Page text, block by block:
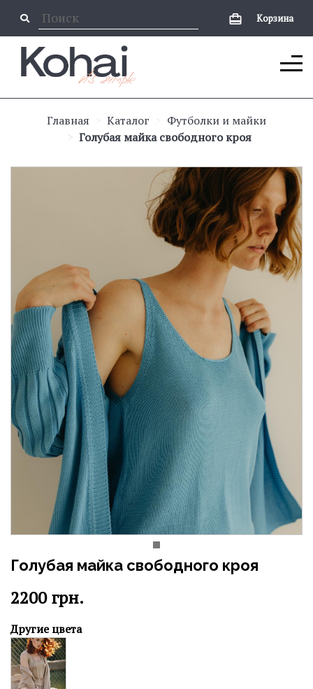
Корзина
Главная Каталог
Футболки и майки
Голубая майка свободного кроя
Голубая майка свободного кроя
2200грн.
Другие цвета